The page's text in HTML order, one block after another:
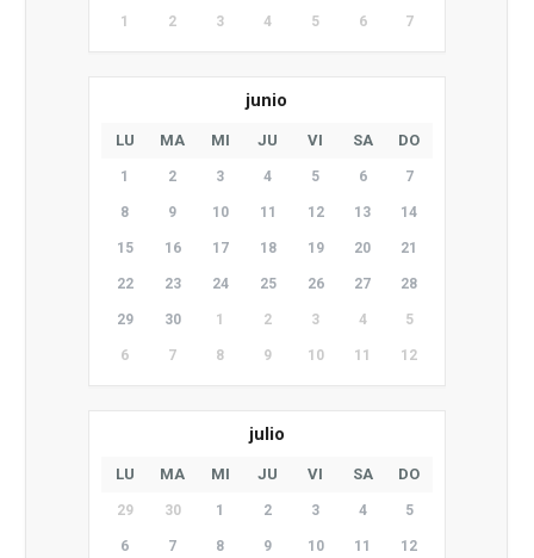
1 2 3 4 5 6 7
junio
LU MA MI JU VI SA DO
1 2 3 4 5 6 7
8 9 10 11 12 13 14
15 16 17 18 19 20 21
22 23 24 25 26 27 28
29 30 1 2 3 4 5
6 7 8 9 10 11 12
julio
LU MA MI JU VI SA DO
29 30 1 2 3 4 5
6 7 8 9 10 11 12